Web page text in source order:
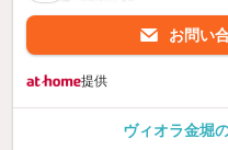
お問い
提供
ヴィオラ金堀